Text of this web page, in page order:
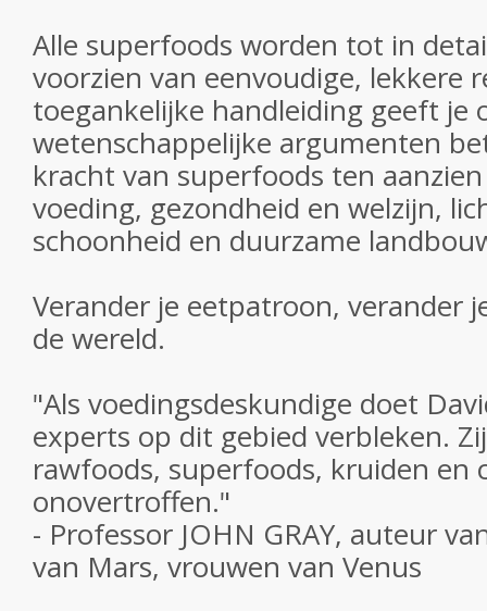
Alle superfoods worden tot in
voorzien van eenvoudige, lekkere
toegankelijke handleiding geeft je
wetenschappelijke argumenten
kracht van superfoods ten
voeding, gezondheid en welzijn,
schoonheid en duurzame
Verander je eetpatroon, verander
de wereld.
"Als voedingsdeskundige doet
experts op dit gebied verbleken.
rawfoods, superfoods, kruiden en
onovertroffen."
- Professor JOHN GRAY, auteur
van Mars, vrouwen van Venus